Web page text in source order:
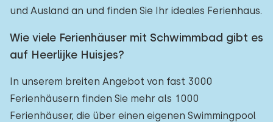
und Ausland an und finden Sie Ihr ideales Ferienhaus.
Wie viele Ferienhäuser mit Schwimmbad gibt es
auf Heerlijke Huisjes?
In unserem breiten Angebot von fast 3000
Ferienhäusern finden Sie mehr als 1000
Ferienhäuser, die über einen eigenen Swimmingpool